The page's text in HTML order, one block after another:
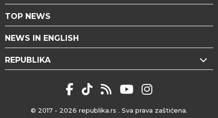
TOP NEWS
NEWS IN ENGLISH
REPUBLIKA
© 2017 - 2026 republika.rs . Sva prava zaštićena.